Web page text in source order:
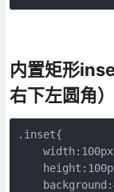
内置矩形
右下左圆角）
.inset{